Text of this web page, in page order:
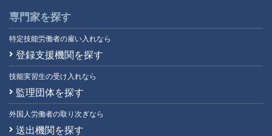
専門家を探す
特定技能労働者の雇い入れなら
登録支援機関を探す
技能実習生の受け入れなら
監理団体を探す
外国人労働者の取り次ぎなら
送出機関を探す